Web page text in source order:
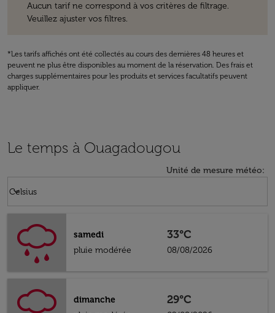
Aucun tarif ne correspond à vos critères de filtrage.
Veuillez ajuster vos filtres.
*Les tarifs affichés ont été collectés au cours des dernières 48 heures et
peuvent ne plus être disponibles au moment de la réservation. Des frais et
charges supplémentaires pour les produits et services facultatifs peuvent
appliquer.
Le temps à Ouagadougou
Unité de mesure météo:
Celsius
keyboard_arrow_down
samedi
pluie modérée
33°C
08/08/2026
dimanche
29°C